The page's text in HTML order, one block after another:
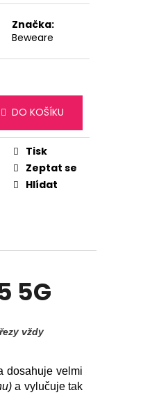
Značka:
Beweare
DO KOŠÍKU
Tisk
Zeptat se
Hlídat
5G
vždy
dosahuje velmi
a vylučuje tak